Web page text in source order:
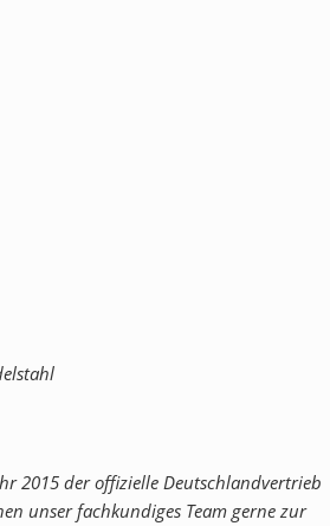
2015 der offizielle Deutschlandvertrieb
unser fachkundiges Team gerne zur